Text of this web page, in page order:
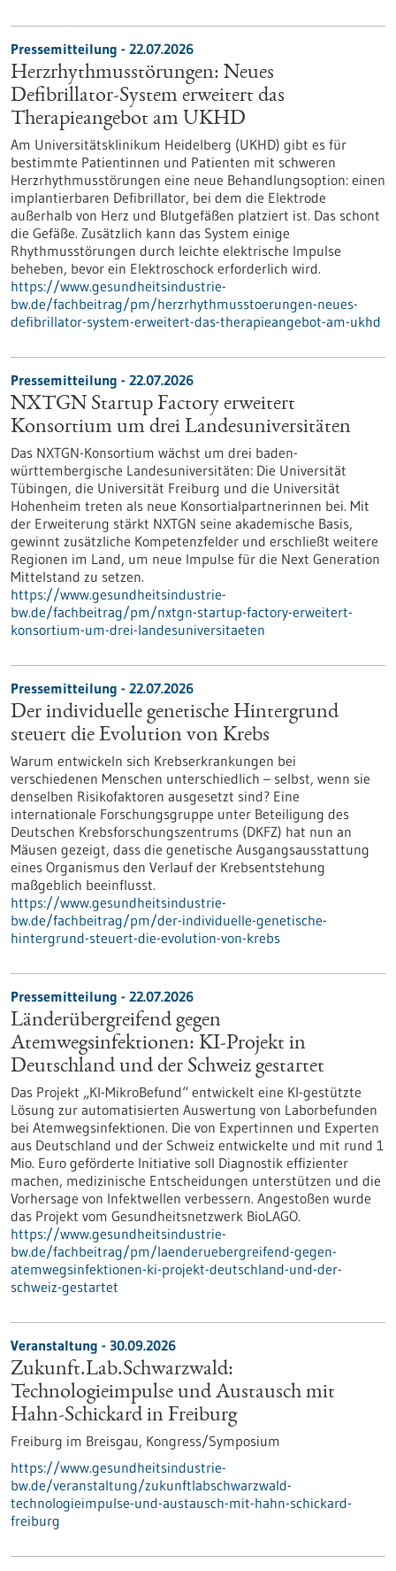
Pressemitteilung - 22.07.2026
Herzrhythmusstörungen: Neues
Defibrillator-System erweitert das
Therapieangebot am UKHD
Am Universitätsklinikum Heidelberg (UKHD) gibt es für
bestimmte Patientinnen und Patienten mit schweren
Herzrhythmusstörungen eine neue Behandlungsoption: einen
implantierbaren Defibrillator, bei dem die Elektrode
außerhalb von Herz und Blutgefäßen platziert ist. Das schont
die Gefäße. Zusätzlich kann das System einige
Rhythmusstörungen durch leichte elektrische Impulse
beheben, bevor ein Elektroschock erforderlich wird.
https://www.gesundheitsindustrie-
bw.de/fachbeitrag/pm/herzrhythmusstoerungen-neues-
defibrillator-system-erweitert-das-therapieangebot-am-ukhd
Pressemitteilung - 22.07.2026
NXTGN Startup Factory erweitert
Konsortium um drei Landesuniversitäten
Das NXTGN-Konsortium wächst um drei baden-
württembergische Landesuniversitäten: Die Universität
Tübingen, die Universität Freiburg und die Universität
Hohenheim treten als neue Konsortialpartnerinnen bei. Mit
der Erweiterung stärkt NXTGN seine akademische Basis,
gewinnt zusätzliche Kompetenzfelder und erschließt weitere
Regionen im Land, um neue Impulse für die Next Generation
Mittelstand zu setzen.
https://www.gesundheitsindustrie-
bw.de/fachbeitrag/pm/nxtgn-startup-factory-erweitert-
konsortium-um-drei-landesuniversitaeten
Pressemitteilung - 22.07.2026
Der individuelle genetische Hintergrund
steuert die Evolution von Krebs
Warum entwickeln sich Krebserkrankungen bei
verschiedenen Menschen unterschiedlich – selbst, wenn sie
denselben Risikofaktoren ausgesetzt sind? Eine
internationale Forschungsgruppe unter Beteiligung des
Deutschen Krebsforschungszentrums (DKFZ) hat nun an
Mäusen gezeigt, dass die genetische Ausgangsausstattung
eines Organismus den Verlauf der Krebsentstehung
maßgeblich beeinflusst.
https://www.gesundheitsindustrie-
bw.de/fachbeitrag/pm/der-individuelle-genetische-
hintergrund-steuert-die-evolution-von-krebs
Pressemitteilung - 22.07.2026
Länderübergreifend gegen
Atemwegsinfektionen: KI-Projekt in
Deutschland und der Schweiz gestartet
Das Projekt „KI-MikroBefund“ entwickelt eine KI-gestützte
Lösung zur automatisierten Auswertung von Laborbefunden
bei Atemwegsinfektionen. Die von Expertinnen und Experten
aus Deutschland und der Schweiz entwickelte und mit rund 1
Mio. Euro geförderte Initiative soll Diagnostik effizienter
machen, medizinische Entscheidungen unterstützen und die
Vorhersage von Infektwellen verbessern. Angestoßen wurde
das Projekt vom Gesundheitsnetzwerk BioLAGO.
https://www.gesundheitsindustrie-
bw.de/fachbeitrag/pm/laenderuebergreifend-gegen-
atemwegsinfektionen-ki-projekt-deutschland-und-der-
schweiz-gestartet
Veranstaltung - 30.09.2026
Zukunft.Lab.Schwarzwald:
Technologieimpulse und Austausch mit
Hahn-Schickard in Freiburg
Freiburg im Breisgau, Kongress/Symposium
https://www.gesundheitsindustrie-
bw.de/veranstaltung/zukunftlabschwarzwald-
technologieimpulse-und-austausch-mit-hahn-schickard-
freiburg